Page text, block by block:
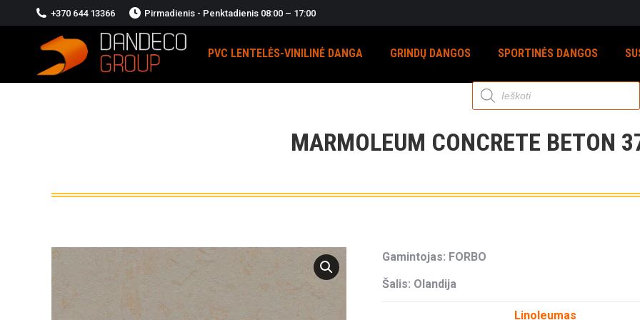
+370 644 13366 Pirmadienis - Penktadienis 08:00 – 17:00
PVC LENTELĖS-VINILINĖ DANGA GRINDŲ DANGOS SPORTINĖS DANGOS
Products
search
MARMOLEUM CONCRETE BETON
Gamintojas: FORBO
Šalis: Olandija
Linoleumas